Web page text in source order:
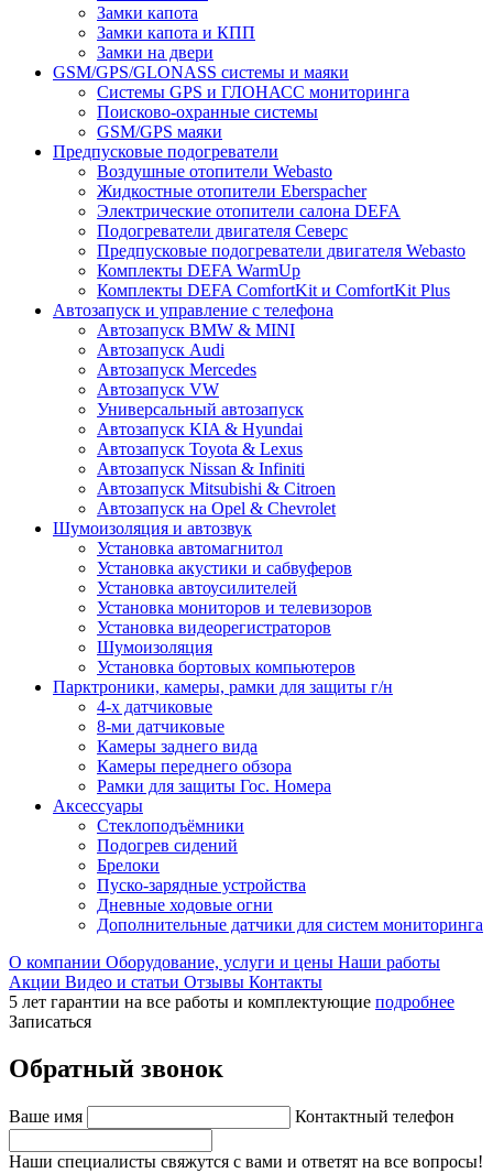
Замки капота
Замки капота и КПП
Замки на двери
GSM/GPS/GLONASS системы и маяки
Системы GPS и ГЛОНАСС мониторинга
Поисково-охранные системы
GSM/GPS маяки
Предпусковые подогреватели
Воздушные отопители Webasto
Жидкостные отопители Eberspacher
Электрические отопители салона DEFA
Подогреватели двигателя Северс
Предпусковые подогреватели двигателя Webasto
Комплекты DEFA WarmUp
Комплекты DEFA ComfortKit и ComfortKit Plus
Автозапуск и управление с телефона
Автозапуск BMW & MINI
Автозапуск Audi
Автозапуск Mercedes
Автозапуск VW
Универсальный автозапуск
Автозапуск KIA & Hyundai
Автозапуск Toyota & Lexus
Автозапуск Nissan & Infiniti
Автозапуск Mitsubishi & Citroen
Автозапуск на Opel & Chevrolet
Шумоизоляция и автозвук
Установка автомагнитол
Установка акустики и сабвуферов
Установка автоусилителей
Установка мониторов и телевизоров
Установка видеорегистраторов
Шумоизоляция
Установка бортовых компьютеров
Парктроники, камеры, рамки для защиты г/н
4-х датчиковые
8-ми датчиковые
Камеры заднего вида
Камеры переднего обзора
Рамки для защиты Гос. Номера
Аксессуары
Стеклоподъёмники
Подогрев сидений
Брелоки
Пуско-зарядные устройства
Дневные ходовые огни
Дополнительные датчики для систем мониторинга
О компании Оборудование, услуги и цены Наши работы
Акции Видео и статьи Отзывы Контакты
5 лет гарантии на все работы и комплектующие подробнее
Записаться
Обратный звонок
Ваше имя Контактный телефон
Наши специалисты свяжутся с вами и ответят на все вопросы!